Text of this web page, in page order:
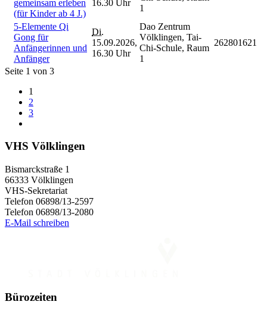
gemeinsam erleben
(für Kinder ab 4 J.)
16.30 Uhr
1
5-Elemente Qi
Gong für
Anfängerinnen und
Anfänger
Di.
15.09.2026,
16.30 Uhr
Dao Zentrum
Völklingen, Tai-
Chi-Schule, Raum
1
262801621
Seite 1 von 3
1
2
3
VHS Völklingen
Bismarckstraße 1
66333 Völklingen
VHS-Sekretariat
Telefon 06898/13-2597
Telefon 06898/13-2080
E-Mail schreiben
Bürozeiten